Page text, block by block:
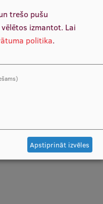
Docētājs, Vadošais pētnieks
trešo pušu
izmantot. Lai
politika.
Apstiprināt izvēles